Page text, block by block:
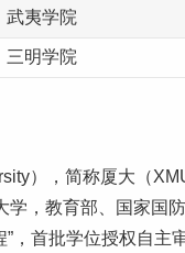
武夷学院
三明学院
），简称厦大（
学，教育部、国家国
”，首批学位授权自主